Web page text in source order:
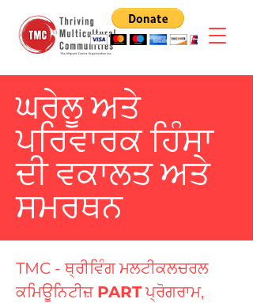
ਘਰੇਲੂ ਅਤੇ
ਪਰਿਵਾਰਕ ਹਿੰਸਾ
ਦੀ ਵਕਾਲਤ ਅਤੇ
ਸਮਰਥਨ
TMC - ਥ੍ਰੀਵਿੰਗ ਮਲਟੀਕਲਚਰਲ
ਕਮਿਊਨਿਟੀਜ਼ PARTਪ੍ਰੋਗਰਾਮ,